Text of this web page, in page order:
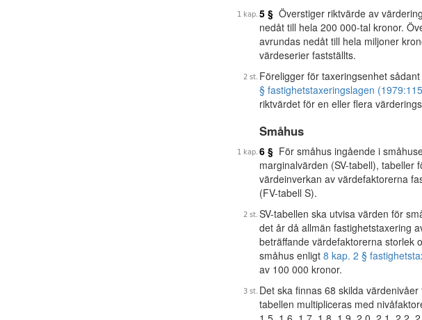
5 § Överstiger riktvärde av
nedåt till hela 200 000-tal kronor.
avrundas nedåt till hela miljoner
värdeserier fastställts.
Föreligger för taxeringsenhet
§ fastighetstaxeringslagen
riktvärdet för en eller flera
Småhus
6 § För småhus ingående i
marginalvärden (SV-tabell), tabeller
värdeinverkan av värdefaktorerna
(FV-tabell S).
SV-tabellen ska utvisa värden för
det år då allmän fastighetstaxering
beträffande värdefaktorerna storlek
småhus enligt 8 kap. 2 §
av 100 000 kronor.
Det ska finnas 68 skilda
tabellen multipliceras med